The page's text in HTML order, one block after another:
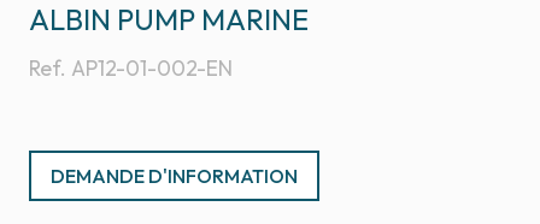
Ref. AP12-01-002-EN
ALBIN PUMP MARINE
DEMANDE D'INFORMATION